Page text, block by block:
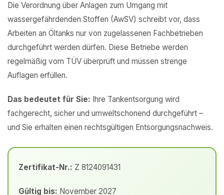
Die Verordnung über Anlagen zum Umgang mit
wassergefährdenden Stoffen (AwSV) schreibt vor, dass
Arbeiten an Öltanks nur von zugelassenen Fachbetrieben
durchgeführt werden dürfen. Diese Betriebe werden
regelmäßig vom TÜV überprüft und müssen strenge
Auflagen erfüllen.
Das bedeutet für Sie: Ihre Tankentsorgung wird
fachgerecht, sicher und umweltschonend durchgeführt –
und Sie erhalten einen rechtsgültigen Entsorgungsnachweis.
Zertifikat-Nr.: Z 8124091431
Gültig bis: November 2027